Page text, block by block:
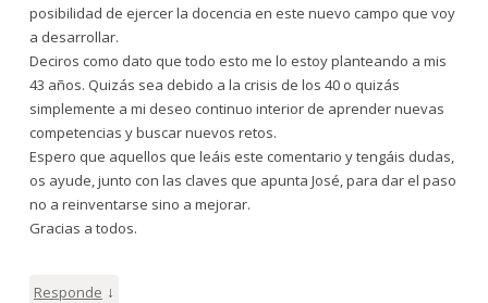
posibilidad de ejercer la docencia en este nuevo campo que voy
a desarrollar.
Deciros como dato que todo esto me lo estoy planteando a mis
43 años. Quizás sea debido a la crisis de los 40 o quizás
simplemente a mi deseo continuo interior de aprender nuevas
competencias y buscar nuevos retos.
Espero que aquellos que leáis este comentario y tengáis dudas,
os ayude, junto con las claves que apunta José, para dar el paso
no a reinventarse sino a mejorar.
Gracias a todos.
Responde ↓